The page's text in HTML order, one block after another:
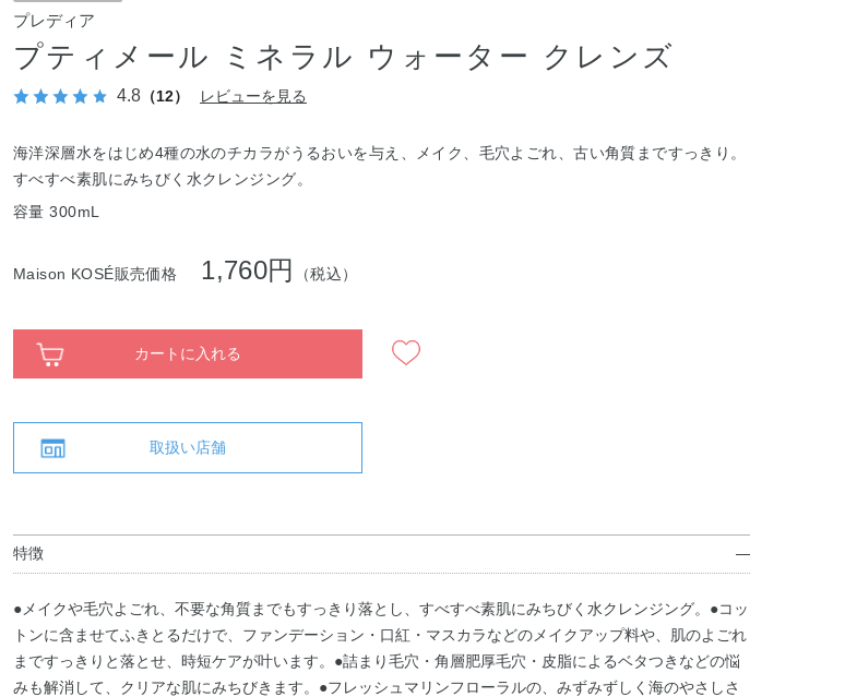
プレディア
プティメール ミネラル ウォーター クレンズ
4.8 （12） レビューを見る
海洋深層水をはじめ4種の水のチカラがうるおいを与え、メイク、毛穴よごれ、古い角質まですっきり。
すべすべ素肌にみちびく水クレンジング。
容量 300mL
Maison KOSÉ販売価格 1,760円 （税込）
カートに入れる
取扱い店舗
特徴
●メイクや毛穴よごれ、不要な角質までもすっきり落とし、すべすべ素肌にみちびく水クレンジング。●コッ
トンに含ませてふきとるだけで、ファンデーション・口紅・マスカラなどのメイクアップ料や、肌のよごれ
まですっきりと落とせ、時短ケアが叶います。●詰まり毛穴・角層肥厚毛穴・皮脂によるベタつきなどの悩
みも解消して、クリアな肌にみちびきます。●フレッシュマリンフローラルの、みずみずしく海のやさしさ